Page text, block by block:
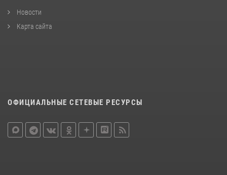
Новости
Карта сайта
ОФИЦИАЛЬНЫЕ СЕТЕВЫЕ РЕСУРСЫ